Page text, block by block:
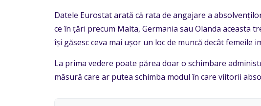
Datele Eurostat arată că rata de angajare a
ce în țări precum Malta, Germania sau Olanda aceasta
își găsesc ceva mai ușor un loc de muncă decât femeile
La prima vedere poate părea doar o schimbare
măsură care ar putea schimba modul în care viitorii